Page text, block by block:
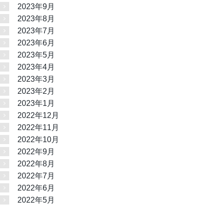
2023年9月
2023年8月
2023年7月
2023年6月
2023年5月
2023年4月
2023年3月
2023年2月
2023年1月
2022年12月
2022年11月
2022年10月
2022年9月
2022年8月
2022年7月
2022年6月
2022年5月